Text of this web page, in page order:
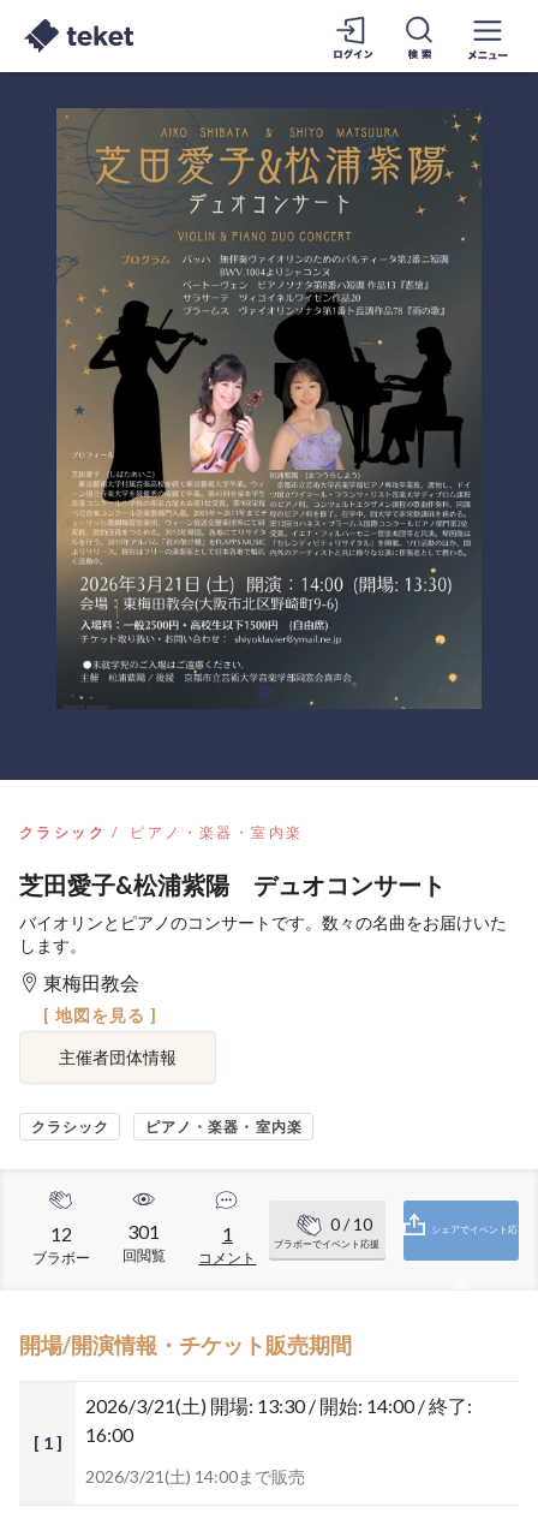
クラシック ピアノ・楽器・室内楽
芝田愛子&松浦紫陽 デュオコンサート
バイオリンとピアノのコンサートです。数々の名曲をお届けいた
します。
東梅田教会
[ 地図を見る ]
主催者団体情報
クラシック ピアノ・楽器・室内楽
12
ブラボー
301
回閲覧
1
コメント
0/ 10
ブラボーでイベント応援
シェアでイベント応
開場/開演情報・チケット販売期間
[ 1 ]
2026/3/21(土) 開場: 13:30 / 開始: 14:00 / 終了:
16:00
2026/3/21(土) 14:00まで販売